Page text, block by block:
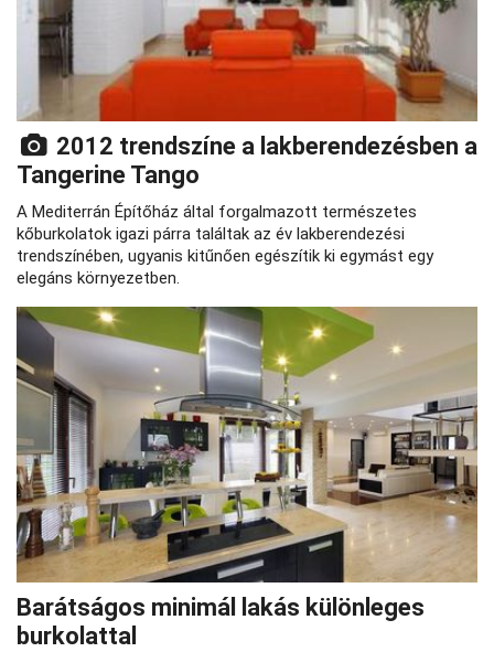
2012 trendszíne a lakberendezésben a
Tangerine Tango
A Mediterrán Építőház által forgalmazott természetes
kőburkolatok igazi párra találtak az év lakberendezési
trendszínében, ugyanis kitűnően egészítik ki egymást egy
elegáns környezetben.
Barátságos minimál lakás különleges
burkolattal